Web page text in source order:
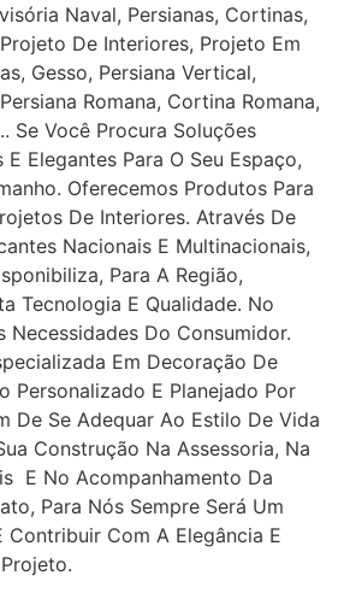
Naval, Persianas, Cortinas,
De Interiores, Projeto Em
Gesso, Persiana Vertical,
Romana, Cortina Romana,
Se Você Procura Soluções
Elegantes Para O Seu Espaço,
Oferecemos Produtos Para
De Interiores. Através De
Nacionais E Multinacionais,
Para A Região,
Tecnologia E Qualidade. No
Necessidades Do Consumidor.
Em Decoração De
Personalizado E Planejado Por
De Se Adequar Ao Estilo De Vida
Construção Na Assessoria, Na
E No Acompanhamento Da
Para Nós Sempre Será Um
Contribuir Com A Elegância E